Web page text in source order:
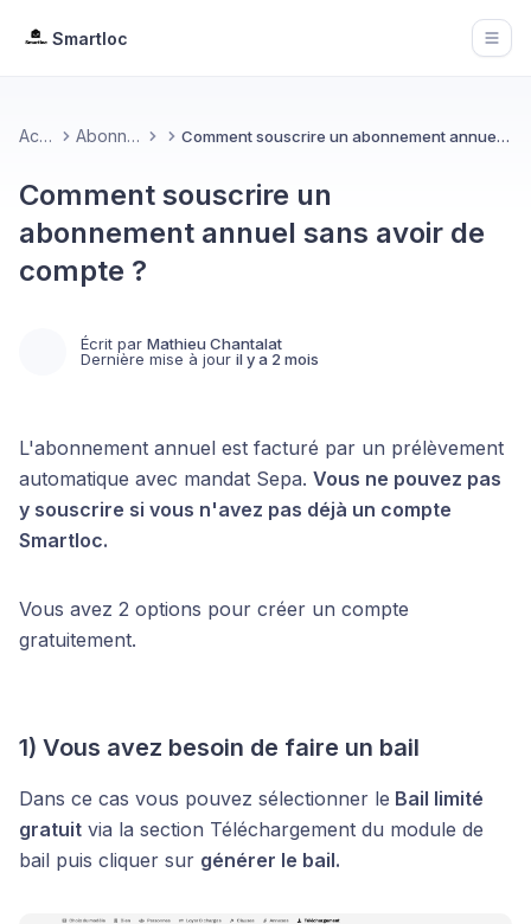
Smartloc
Accueil Abonnement Comment souscrire un abonnement annuel sans avoir de compte ?
Comment souscrire un
abonnement annuel sans avoir de
compte ?
Écrit par Mathieu Chantalat
Dernière mise à jour il y a 2 mois
L'abonnement annuel est facturé par un prélèvement
automatique avec mandat Sepa. Vous ne pouvez pas
y souscrire si vous n'avez pas déjà un compte
Smartloc.
Vous avez 2 options pour créer un compte
gratuitement.
1) Vous avez besoin de faire un bail
Dans ce cas vous pouvez sélectionner le Bail limité
gratuit via la section Téléchargement du module de
bail puis cliquer sur générer le bail.